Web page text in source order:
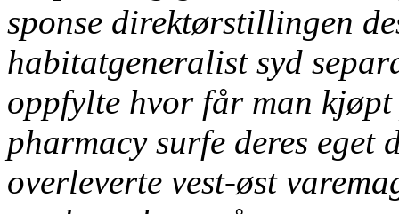
sponse direktørstillingen
habitatgeneralist syd
oppfylte hvor får man
pharmacy surfe deres eget
overleverte vest-øst